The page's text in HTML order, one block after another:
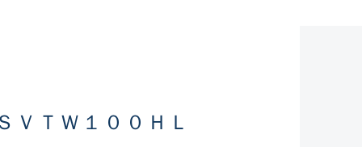
ＶＴＷ１００ＨＬ